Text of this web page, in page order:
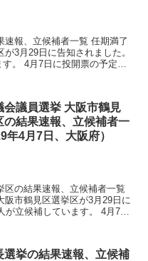
速報、立候補者一覧 任期満了
3月29日に告知されました。
。 4月7日に投開票の予定で
会議員選挙 大阪市鶴見
の結果速報、立候補者一
年4月7日、大阪府）
区の結果速報、立候補者一覧
市鶴見区選挙区が3月29日に
立候補しています。 4月7日
選挙の結果速報、立候補